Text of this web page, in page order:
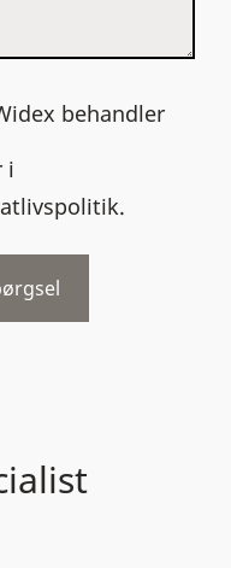
behandler
i